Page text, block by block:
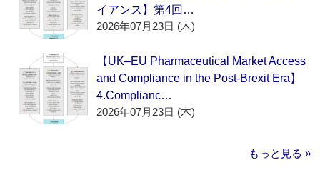
イアンス】第4回…
2026年07月23日 (木)
【UK–EU Pharmaceutical Market Access
and Compliance in the Post-Brexit Era】
4.Complianc…
2026年07月23日 (木)
もっと見る »